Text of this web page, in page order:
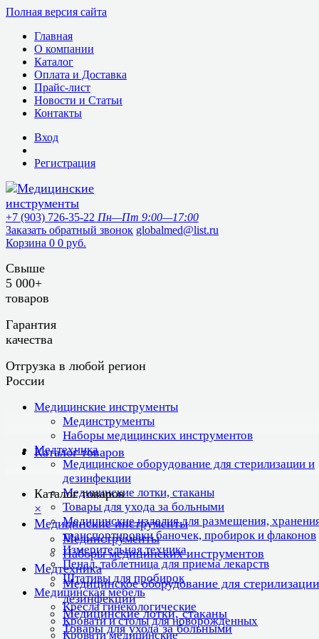
Полная версия сайта
Главная
О компании
Каталог
Оплата и Доставка
Прайс-лист
Новости и Статьи
Контакты
Вход
Регистрация
+7 (903) 726-35-22 Пн—Пт 9:00—17:00
Заказать обратный звонок globalmed@list.ru
Корзина 0 0 руб.
Свыше
5 000+
товаров
Гарантия
качества
Отгрузка в любой регион
России
Медицинские инструменты
Мединструменты
Наборы медицинских инструментов
Медтехника
Медицинское оборудование для стерилизации и
дезинфекции
Медицинские лотки, стаканы
Товары для ухода за больными
Медицинские изделия для размещения,
транспортировки баночек, пробирок и флаконов
Измерительная техника
Пенал, таблетница для приема лекарств
Штативы для пробирок
Медицинская мебель
Кресла гинекологические
Кровати и столы для новорожденных
Кровати медицинские
Каталог товаров
Каталог товаров
×
Медицинские инструменты
Мединструменты
Наборы медицинских инструментов
Медтехника
Медицинское оборудование для
дезинфекции
Медицинские лотки, стаканы
Товары для ухода за больными